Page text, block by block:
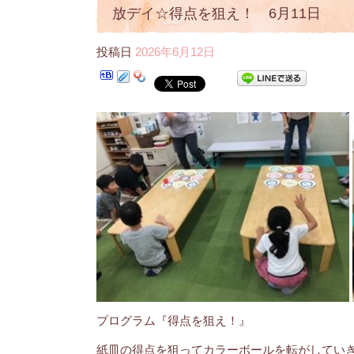
放デイ☆得点を狙え！ 6月11日
投稿日 2026年6月12日
プログラム『得点を狙え！』
紙皿の得点を狙ってカラーボールを転がしてい